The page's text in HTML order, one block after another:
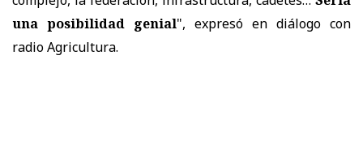
una posibilidad genial", expresó en diálogo con
radio Agricultura.